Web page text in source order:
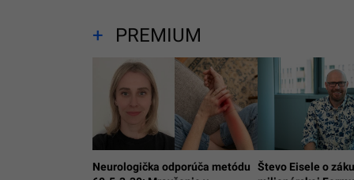
PREMIUM
Neurologička odporúča metódu
Števo Eisele o